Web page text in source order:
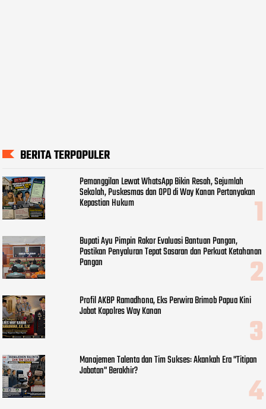
BERITA TERPOPULER
Pemanggilan Lewat WhatsApp Bikin Resah, Sejumlah
Sekolah, Puskesmas dan OPD di Way Kanan Pertanyakan
Kepastian Hukum
Bupati Ayu Pimpin Rakor Evaluasi Bantuan Pangan,
Pastikan Penyaluran Tepat Sasaran dan Perkuat Ketahanan
Pangan
Profil AKBP Ramadhona, Eks Perwira Brimob Papua Kini
Jabat Kapolres Way Kanan
Manajemen Talenta dan Tim Sukses: Akankah Era "Titipan
Jabatan" Berakhir?